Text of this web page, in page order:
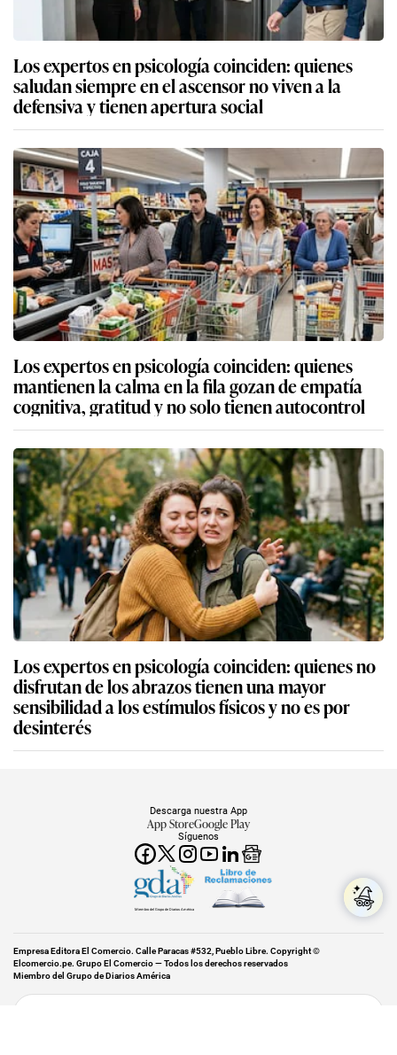
Los expertos en psicología coinciden: quienes
saludan siempre en el ascensor no viven a la
defensiva y tienen apertura social
Los expertos en psicología coinciden: quienes
mantienen la calma en la fila gozan de empatía
cognitiva, gratitud y no solo tienen autocontrol
Los expertos en psicología coinciden: quienes no
disfrutan de los abrazos tienen una mayor
sensibilidad a los estímulos físicos y no es por
desinterés
Síguenos
Descarga nuestra App
App StoreGoogle Play
Miembro del Grupo de Diarios América
Empresa Editora El Comercio. Calle Paracas #532, Pueblo Libre. Copyright ©
Elcomercio.pe. Grupo El Comercio — Todos los derechos reservados
Miembro del Grupo de Diarios América